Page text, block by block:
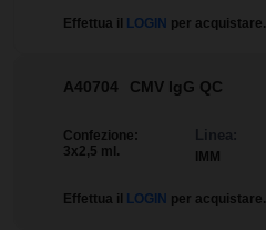
Effettua il LOGIN per acquistare.
A40704 CMV IgG QC
Confezione:
3x2,5 ml.
Linea:
IMM
Effettua il LOGIN per acquistare.